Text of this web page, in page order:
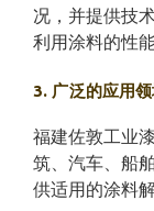
况，并提供技
利用涂料的性
3. 广泛的应用
福建佐敦工业
筑、汽车、船
供适用的涂料